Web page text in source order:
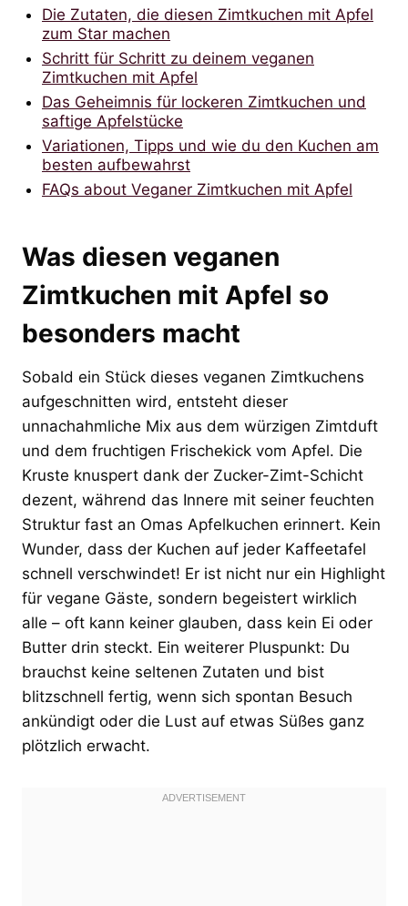
Die Zutaten, die diesen Zimtkuchen mit Apfel
zum Star machen
Schritt für Schritt zu deinem veganen
Zimtkuchen mit Apfel
Das Geheimnis für lockeren Zimtkuchen und
saftige Apfelstücke
Variationen, Tipps und wie du den Kuchen am
besten aufbewahrst
FAQs about Veganer Zimtkuchen mit Apfel
Was diesen veganen
Zimtkuchen mit Apfel so
besonders macht
Sobald ein Stück dieses veganen Zimtkuchens
aufgeschnitten wird, entsteht dieser
unnachahmliche Mix aus dem würzigen Zimtduft
und dem fruchtigen Frischekick vom Apfel. Die
Kruste knuspert dank der Zucker-Zimt-Schicht
dezent, während das Innere mit seiner feuchten
Struktur fast an Omas Apfelkuchen erinnert. Kein
Wunder, dass der Kuchen auf jeder Kaffeetafel
schnell verschwindet! Er ist nicht nur ein Highlight
für vegane Gäste, sondern begeistert wirklich
alle – oft kann keiner glauben, dass kein Ei oder
Butter drin steckt. Ein weiterer Pluspunkt: Du
brauchst keine seltenen Zutaten und bist
blitzschnell fertig, wenn sich spontan Besuch
ankündigt oder die Lust auf etwas Süßes ganz
plötzlich erwacht.